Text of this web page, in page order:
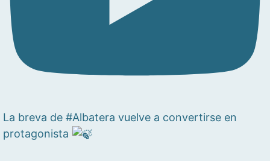
La breva de #Albatera vuelve a convertirse en
protagonista